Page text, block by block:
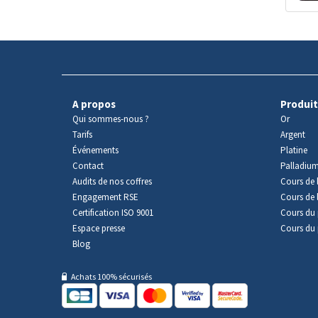
A propos
Qui sommes-nous ?
Tarifs
Événements
Contact
Audits de nos coffres
Engagement RSE
Certification ISO 9001
Espace presse
Blog
Or
Argent
Platine
Cours de
Cours de
Cours du
Cours
Achats 100% sécurisés